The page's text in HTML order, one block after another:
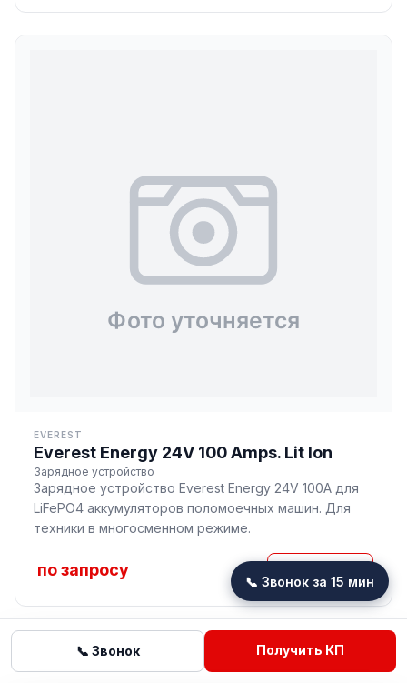
📞 Звонок Получить КП
EVEREST
Everest Energy 24V 100 Amps. Lit Ion
Зарядное устройство
Зарядное устройство Everest Energy 24V 100A для
LiFePO4 аккумуляторов поломоечных машин. Для
техники в многосменном режиме.
по запросу
📞 Звонок за 15 мин